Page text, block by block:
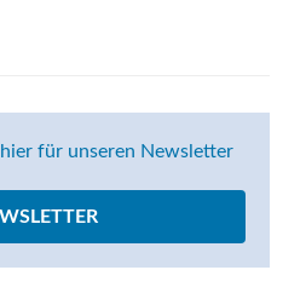
hier für unseren Newsletter